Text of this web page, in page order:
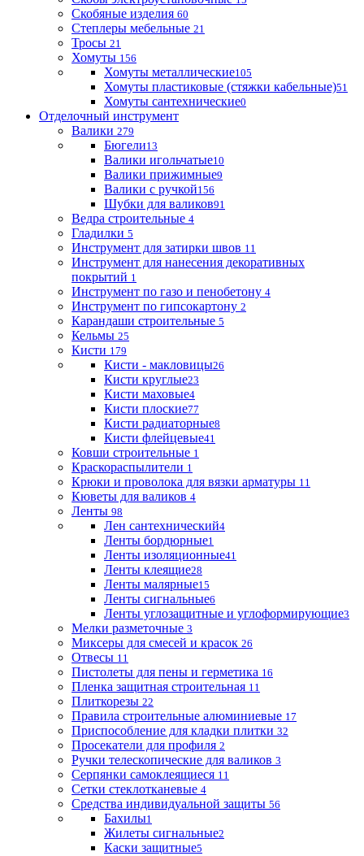
Скобяные изделия 60
Степлеры мебельные 21
Тросы 21
Хомуты 156
Хомуты металлические105
Хомуты пластиковые (стяжки кабельные)51
Хомуты сантехнические0
Отделочный инструмент
Валики 279
Бюгели13
Валики игольчатые10
Валики прижимные9
Валики с ручкой156
Шубки для валиков91
Ведра строительные 4
Гладилки 5
Инструмент для затирки швов 11
Инструмент для нанесения декоративных
покрытий 1
Инструмент по газо и пенобетону 4
Инструмент по гипсокартону 2
Карандаши строительные 5
Кельмы 25
Кисти 179
Кисти - макловицы26
Кисти круглые23
Кисти маховые4
Кисти плоские77
Кисти радиаторные8
Кисти флейцевые41
Ковши строительные 1
Краскораспылители 1
Крюки и проволока для вязки арматуры 11
Кюветы для валиков 4
Ленты 98
Лен сантехнический4
Ленты бордюрные1
Ленты изоляционные41
Ленты клеящие28
Ленты малярные15
Ленты сигнальные6
Ленты углозащитные и углоформирующие3
Мелки разметочные 3
Миксеры для смесей и красок 26
Отвесы 11
Пистолеты для пены и герметика 16
Пленка защитная строительная 11
Плиткорезы 22
Правила строительные алюминиевые 17
Приспособление для кладки плитки 32
Просекатели для профиля 2
Ручки телескопические для валиков 3
Серпянки самоклеящиеся 11
Сетки стеклотканевые 4
Средства индивидуальной защиты 56
Бахилы1
Жилеты сигнальные2
Каски защитные5